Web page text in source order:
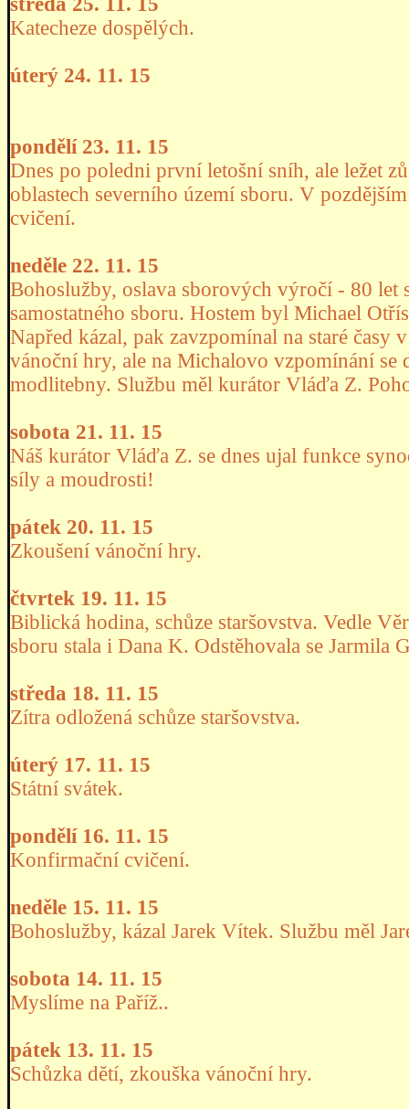
Katecheze dospělých.
úterý 24. 11. 15
pondělí 23. 11. 15
Dnes po poledni první letošní sníh, ale ležet
oblastech severního území sboru. V
cvičení.
neděle 22. 11. 15
Bohoslužby, oslava sborových výročí - 80 let
samostatného sboru. Hostem byl Michael
Napřed kázal, pak zavzpomínal na staré
vánoční hry, ale na Michalovo vzpomínání se
modlitebny. Službu měl kurátor Vláďa Z.
sobota 21. 11. 15
Náš kurátor Vláďa Z. se dnes ujal funkce
síly a moudrosti!
pátek 20. 11. 15
Zkoušení vánoční hry.
čtvrtek 19. 11. 15
Biblická hodina, schůze staršovstva. Vedle
sboru stala i Dana K. Odstěhovala se Jarmila
středa 18. 11. 15
Zítra odložená schůze staršovstva.
úterý 17. 11. 15
Státní svátek.
pondělí 16. 11. 15
Konfirmační cvičení.
neděle 15. 11. 15
Bohoslužby, kázal Jarek Vítek. Službu měl
sobota 14. 11. 15
Myslíme na Paříž..
pátek 13. 11. 15
Schůzka dětí, zkouška vánoční hry.